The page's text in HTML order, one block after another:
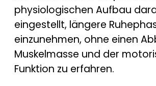
physiologischen Aufbau
eingestellt, längere
einzunehmen, ohne einen
Muskelmasse und der
Funktion zu erfahren.